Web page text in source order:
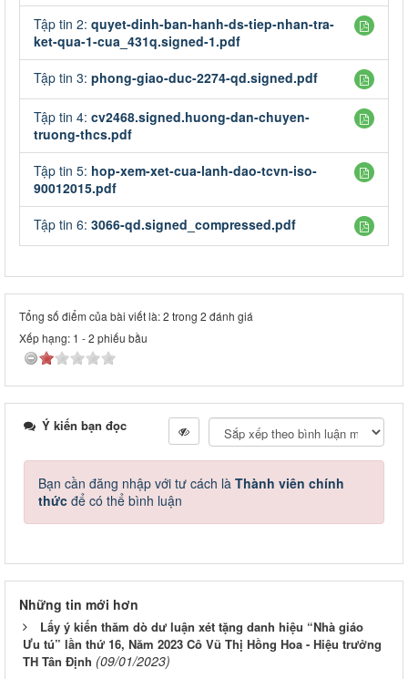
Tập tin 2: quyet-dinh-ban-hanh-ds-tiep-nhan-tra-
ket-qua-1-cua_431q.signed-1.pdf
Tập tin 3: phong-giao-duc-2274-qd.signed.pdf
Tập tin 4: cv2468.signed.huong-dan-chuyen-
truong-thcs.pdf
Tập tin 5: hop-xem-xet-cua-lanh-dao-tcvn-iso-
90012015.pdf
Tập tin 6: 3066-qd.signed_compressed.pdf
Tổng số điểm của bài viết là: 2 trong 2 đánh giá
Xếp hạng: 1 -2 phiếu bầu
Ý kiến bạn đọc
Bạn cần đăng nhập với tư cách là Thành viên chính
thức để có thể bình luận
Những tin mới hơn
Lấy ý kiến thăm dò dư luận xét tặng danh hiệu “Nhà giáo
Ưu tú” lần thứ 16, Năm 2023 Cô Vũ Thị Hồng Hoa - Hiệu trưởng
TH Tân Định (09/01/2023)